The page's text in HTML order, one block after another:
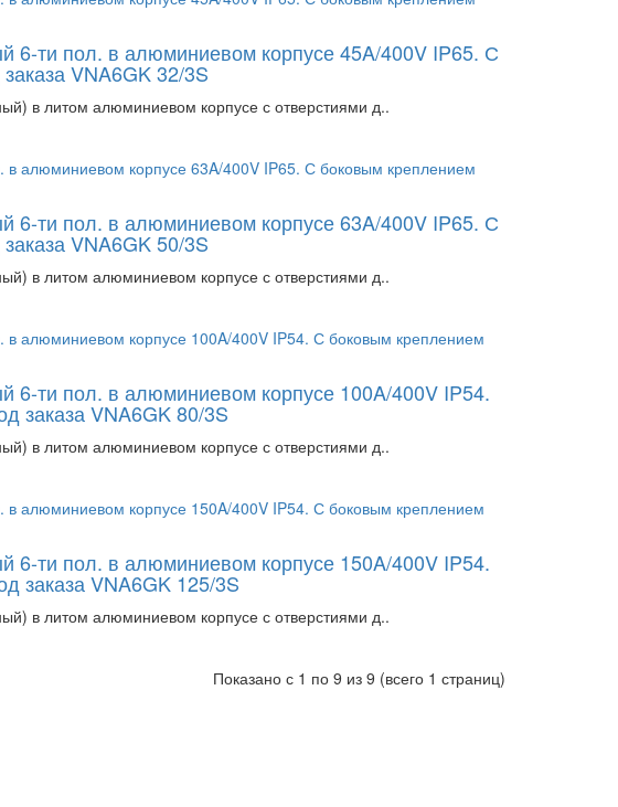
6-ти пол. в алюминиевом корпусе 45A/400V IP65. С
VNA6GK 32/3S
в литом алюминиевом корпусе с отверстиями д..
6-ти пол. в алюминиевом корпусе 63A/400V IP65. С
VNA6GK 50/3S
в литом алюминиевом корпусе с отверстиями д..
6-ти пол. в алюминиевом корпусе 100A/400V IP54.
заказа VNA6GK 80/3S
в литом алюминиевом корпусе с отверстиями д..
6-ти пол. в алюминиевом корпусе 150A/400V IP54.
заказа VNA6GK 125/3S
в литом алюминиевом корпусе с отверстиями д..
Показано с 1 по 9 из 9 (всего 1 страниц)